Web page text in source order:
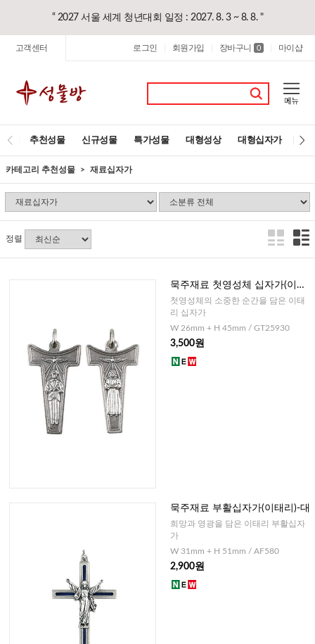
“ 2027 서울 세계 청년대회 일정 : 2027. 8. 3 ~ 8. 8. "
고객센터 로그인 회원가입 장바구니 0 마이샵
추천성물 신규성물 특가성물 대형성상 대형십자가 레
카테고리 추천성물 재료십자가
정렬
묵주재료 첫영성체 십자가(이태
리)-남자,여자
첫영성체의 소중한 순간을 담은 이태
리 십자가
W 26mm + H 45mm / GT25930
3,500원
묵주재료 부활십자가(이태리)-대
희망과 영광을 담은 이태리 부활십자
가
W 31mm + H 51mm / AF580
2,900원